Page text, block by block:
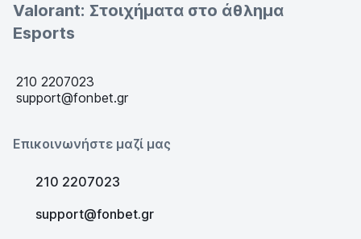
Valorant: Στοιχήματα στο άθλημα
Esports
210 2207023
support@fonbet.gr
Επικοινωνήστε μαζί μας
210 2207023
support@fonbet.gr